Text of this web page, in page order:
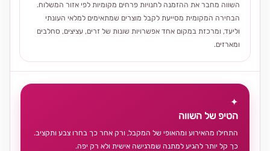
השווה מחבר את ההזמנה לחנויות פרחים מקומיות לפי אזור המשלוח.
הבחירה המקומית מסייעת לקבל מוצרים שמתאימים למלאי העונתי
וליעד, ומרכזת במקום אחד אפשרויות שונות של זרים, עציצים, סחלבים
ומארזים.
✦
הטיפ של השווה
התחילו מהאירוע ומהאופי של המקבל, ורק אחר כך בחרו צבע ותקציב.
כך קל יותר להגיע למתנה שמרגישה אישית ולא רק יפה.